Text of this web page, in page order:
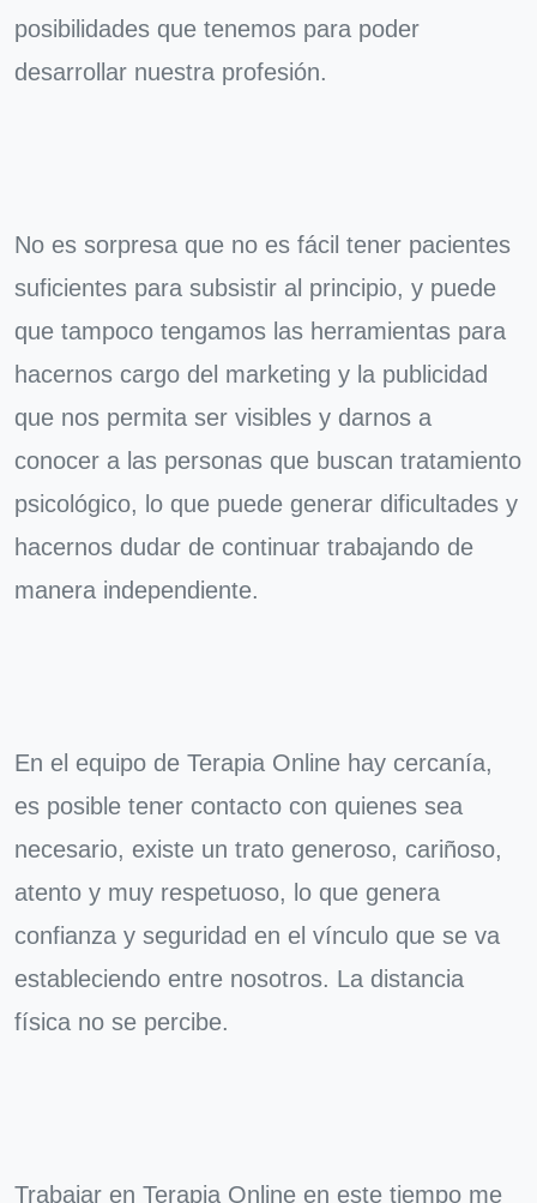
posibilidades que tenemos para poder
desarrollar nuestra profesión.
No es sorpresa que no es fácil tener pacientes
suficientes para subsistir al principio, y puede
que tampoco tengamos las herramientas para
hacernos cargo del marketing y la publicidad
que nos permita ser visibles y darnos a
conocer a las personas que buscan tratamiento
psicológico, lo que puede generar dificultades y
hacernos dudar de continuar trabajando de
manera independiente.
En el equipo de Terapia Online hay cercanía,
es posible tener contacto con quienes sea
necesario, existe un trato generoso, cariñoso,
atento y muy respetuoso, lo que genera
confianza y seguridad en el vínculo que se va
estableciendo entre nosotros. La distancia
física no se percibe.
Trabajar en Terapia Online en este tiempo me